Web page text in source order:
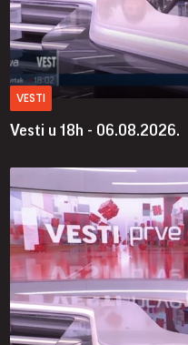
VESTI
Vesti u 18h - 06.08.2026.